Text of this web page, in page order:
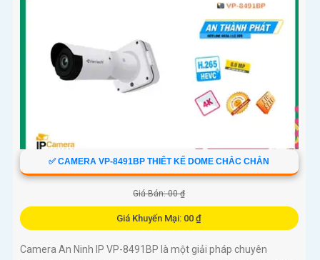
✅ CAMERA VP-8491BP THIÊT KẾ DOME CHẮC CHẮN
Giá Bán: 00 ₫
Giá Khuyến Mại: 00 ₫
Camera An Ninh IP VP-8491BP là một giải pháp chuyên